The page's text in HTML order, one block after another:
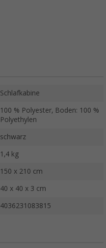
Schlafkabine
100 % Polyester, Boden: 100 %
Polyethylen
schwarz
1,4 kg
150 x 210 cm
40 x 40 x 3 cm
4036231083815